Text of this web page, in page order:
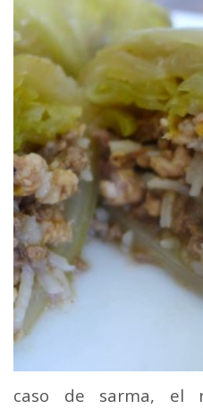
caso de sarma, el